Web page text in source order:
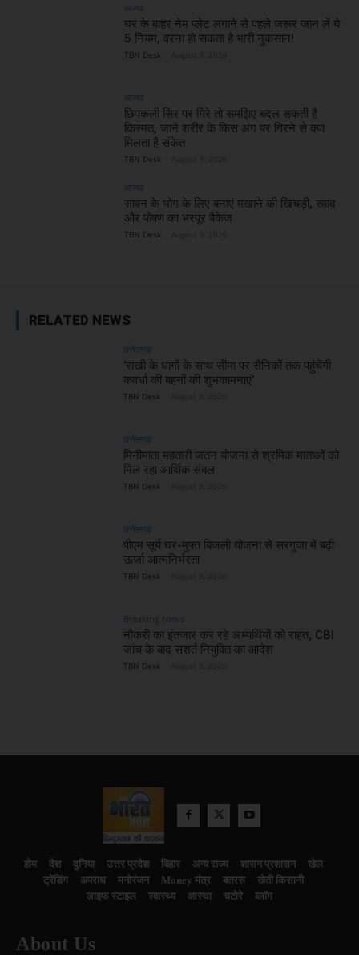
आस्था
घर के बाहर नेम प्लेट लगाने से पहले जरूर जान लें ये
5 नियम, वरना हो सकता है भारी नुकसान!
TBN Desk
आस्था
छिपकली सिर पर गिरे तो समझिए बदल सकती है
किस्मत, जानें शरीर के किस अंग पर गिरने से क्या
मिलता है संकेत
TBN Desk
आस्था
सावन के भोग के लिए बनाएं मखाने की खिचड़ी, स्वाद
और पोषण का भरपूर पैकेज
TBN Desk
RELATED NEWS
छत्तीसगढ़
’राखी के धागों के साथ सीमा पर सैनिकों तक पहुंचेंगी
कवर्धा की बहनों की शुभकामनाएं’
TBN Desk
छत्तीसगढ़
मिनीमाता महतारी जतन योजना से श्रमिक माताओं को
मिल रहा आर्थिक संबल
TBN Desk
छत्तीसगढ़
पीएम सूर्य घर-मुफ्त बिजली योजना से सरगुजा में बढ़ी
ऊर्जा आत्मनिर्भरता
TBN Desk
Breaking News
नौकरी का इंतजार कर रहे अभ्यर्थियों को राहत, CBI
जांच के बाद सशर्त नियुक्ति का आदेश
TBN Desk
होम देश दुनिया उत्तर प्रदेश बिहार अन्य राज्य शासन प्रशासन
खेल
ट्रेंडिंग
अपराध मनोरंजन Money मंत्र बतरस
खेती किसानी
लाइफ स्टाइल
स्वास्थ्य आस्था चटोरे ब्लॉग
About Us